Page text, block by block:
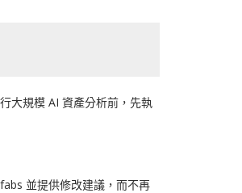
大規模 AI 資產分析前，先執
並提供修改建議，而不再